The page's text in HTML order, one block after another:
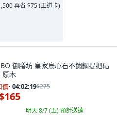
再省 $75 (王道卡)
御膳坊 皇家烏心石不鏽鋼提把砧
原木
價· 04:02:18$275
明天 8/7 (五)預計送達